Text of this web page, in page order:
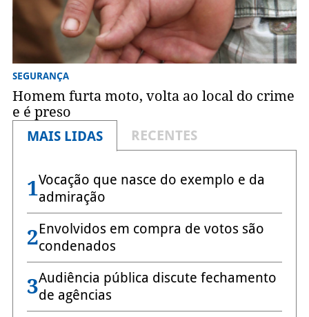
SEGURANÇA
Homem furta moto, volta ao local do crime
e é preso
MAIS LIDAS
RECENTES
1Vocação que nasce do exemplo e da
admiração
2Envolvidos em compra de votos são
condenados
3Audiência pública discute fechamento
de agências